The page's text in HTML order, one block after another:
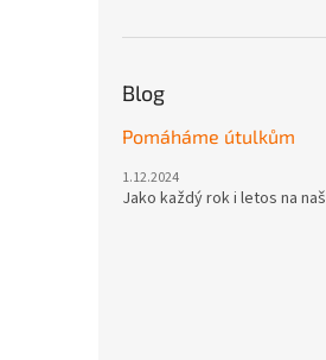
Blog
Pomáháme útulkům
1.12.2024
Jako každý rok i letos na